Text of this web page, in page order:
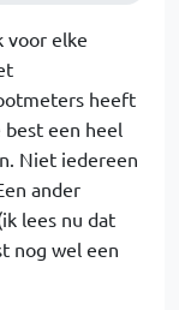
voor elke
heeft
een heel
Niet iedereen
ander
lees nu dat
nog wel een